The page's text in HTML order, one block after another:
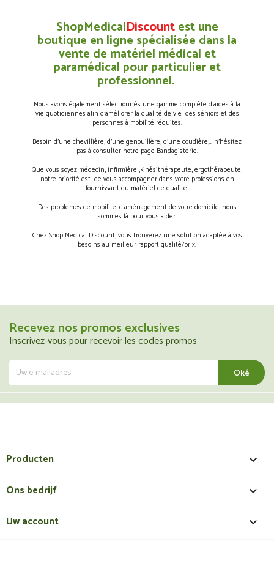
ShopMedicalDiscountest une
boutique en ligne spécialisée dans la
vente de matériel médical et
paramédical pour particulier et
professionnel.
Nous avons également sélectionnés une gamme complète d’aides à la
vie quotidiennes afin d’améliorer la qualité de vie des séniors et des
personnes à mobilité réduites.
Besoin d’une chevillière, d’une genouillère, d’une coudière,… n’hésitez
pas à consulter notre page Bandagisterie.
Que vous soyez médecin, infirmière ,kinésithérapeute, ergothérapeute,
notre priorité est de vous accompagner dans votre professions en
fournissant du matériel de qualité.
Des problèmes de mobilité, d’aménagement de votre domicile, nous
sommes là pour vous aider.
Chez Shop Medical Discount, vous trouverez une solution adaptée à vos
besoins au meilleur rapport qualité/prix.
Recevez nos promos exclusives
Inscrivez-vous pour recevoir les codes promos
Producten 
Ons bedrijf 
Uw account 